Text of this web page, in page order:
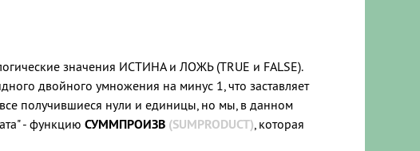
значения ИСТИНА и ЛОЖЬ (TRUE и FALSE).
двойного умножения на минус 1, что заставляет
все получившиеся нули и единицы, но мы, в данном
- функцию СУММПРОИЗВ (SUMPRODUCT), которая